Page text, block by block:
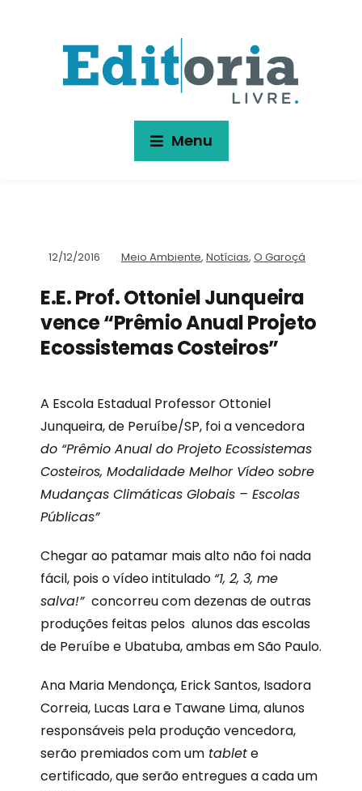
Menu
12/12/2016 Meio Ambiente, Notícias, O Garoçá
E.E. Prof. Ottoniel Junqueira
vence “Prêmio Anual Projeto
Ecossistemas Costeiros”
A Escola Estadual Professor Ottoniel
Junqueira, de Peruíbe/SP, foi a vencedora
do “Prêmio Anual do Projeto Ecossistemas
Costeiros, Modalidade Melhor Vídeo sobre
Mudanças Climáticas Globais – Escolas
Públicas”
Chegar ao patamar mais alto não foi nada
fácil, pois o vídeo intitulado “1, 2, 3, me
salva!” concorreu com dezenas de outras
produções feitas pelos alunos das escolas
de Peruíbe e Ubatuba, ambas em São Paulo.
Ana Maria Mendonça, Erick Santos, Isadora
Correia, Lucas Lara e Tawane Lima, alunos
responsáveis pela produção vencedora,
serão premiados com um tablete
certificado, que serão entregues a cada um